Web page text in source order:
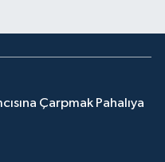
Çarpmak Pahalıya